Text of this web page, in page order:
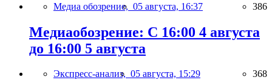
Медиа обозрение, 05 августа, 16:37 386
Медиаобозрение: С 16:00 4 августа
до 16:00 5 августа
Экспресс-анализ, 05 августа, 15:29 368